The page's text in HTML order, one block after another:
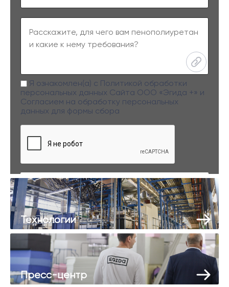
Заполняя данную форму вы даете свое согласие на обработку
персональных данных
Я ознакомлен(а) с Политикой обработки
персональных данных Сайта ООО «Эгида +» и
Согласием на обработку персональных
данных для формы сбора
Технологии
Пресс-центр